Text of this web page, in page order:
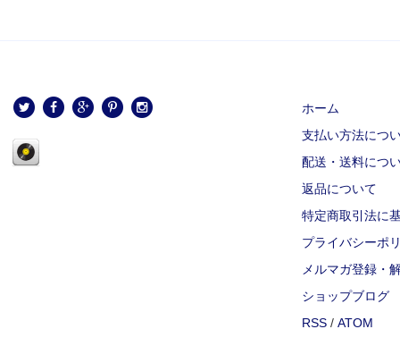
ホーム
支払い方法につ
配送・送料につ
返品について
特定商取引法に
プライバシーポ
メルマガ登録・
ショップブログ
RSS / ATOM